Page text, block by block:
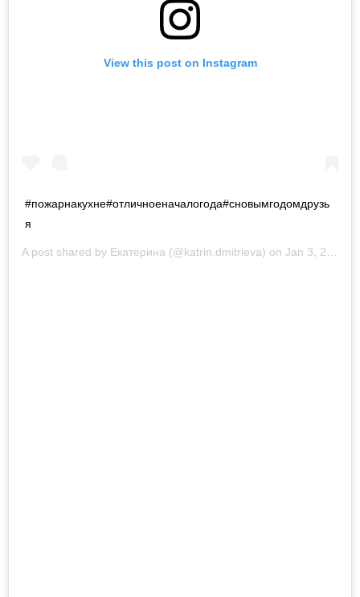
View this post on Instagram
#пожарнакухне#отличноеначалогода#сновымгодомдрузь
я
A post shared by Екатерина (@katrin.dmitrieva) on Jan 3, 2017 at 11:51am PST